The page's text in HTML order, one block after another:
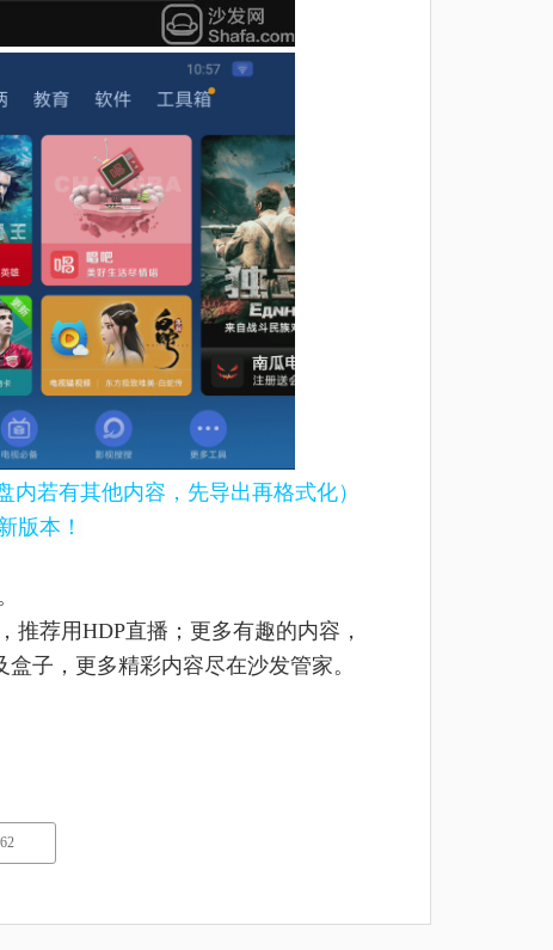
若有其他内容，先导出再格式化）
版本！
荐用HDP直播；更多有趣的内容，
子，更多精彩内容尽在沙发管家。